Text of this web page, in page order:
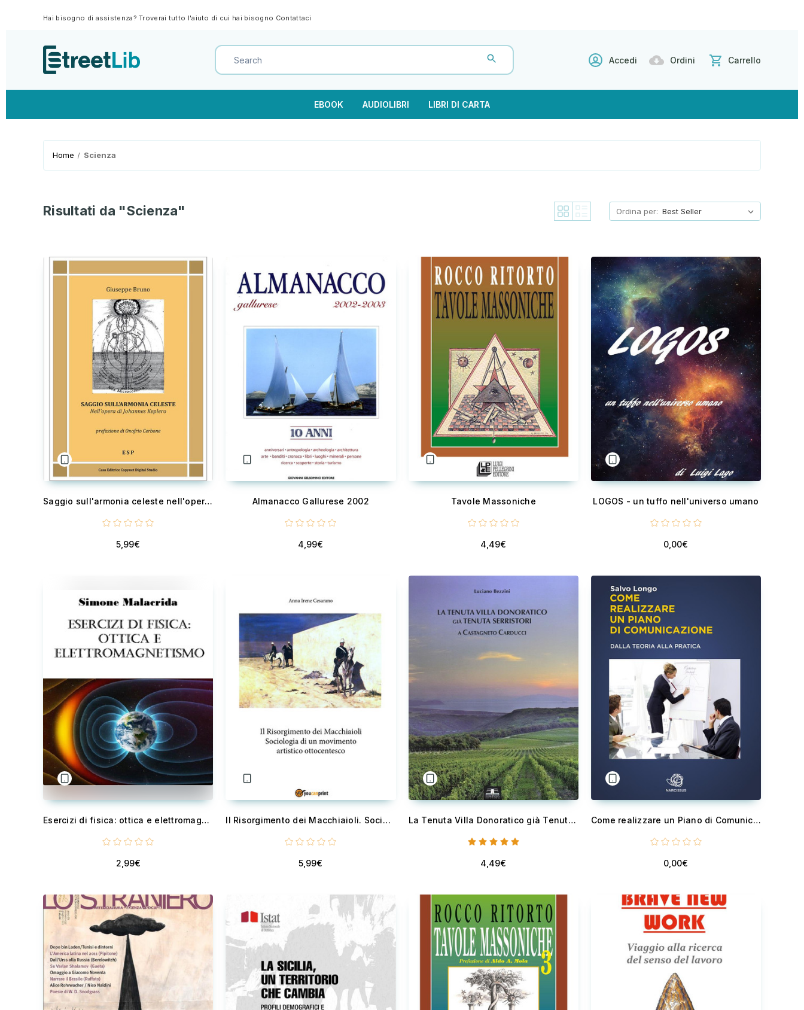
Hai bisogno di assistenza? Troverai tutto l'aiuto di cui hai bisogno Contattaci
Accedi Ordini Carrello
EBOOK AUDIOLIBRI LIBRI DI CARTA
Home Scienza
Risultati da "Scienza" Ordina per:
Saggio sull'armonia celeste nell'opera di Johannes Keplero
5,99€
Almanacco Gallurese 2002
4,99€
Tavole Massoniche
4,49€
LOGOS - un tuffo nell'universo umano
0,00€
Esercizi di fisica: ottica e elettromagnetismo
2,99€
Il Risorgimento dei Macchiaioli. Sociologia di un movimento artistico ottocentesco
5,99€
La Tenuta Villa Donoratico già Tenuta Serristori a Castagneto Carducci
4,49€
Come realizzare un Piano di Comunicazione - Dalla teoria alla pratica
0,00€